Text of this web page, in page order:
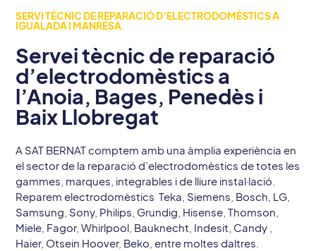
SERVI TÈCNIC DE REPARACIÓ D’ELECTRODOMÈSTICS A
IGUALADA I MANRESA.
Servei tècnic de reparació
d’electrodomèstics a
l’Anoia, Bages, Penedès i
Baix Llobregat
A SAT BERNAT comptem amb una àmplia experiència en
el sector de la reparació d’electrodomèstics de totes les
gammes, marques, integrables i de lliure instal·lació.
Reparem electrodomèstics Teka, Siemens, Bosch, LG,
Samsung, Sony, Philips, Grundig, Hisense, Thomson,
Miele, Fagor, Whirlpool, Bauknecht, Indesit, Candy ,
Haier, Otsein Hoover, Beko, entre moltes daltres.